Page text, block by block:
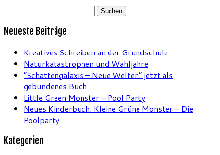
Suchen
Neueste Beiträge
Kreatives Schreiben an der Grundschule
Naturkatastrophen und Wahljahre
“Schattengalaxis – Neue Welten” jetzt als
gebundenes Buch
Little Green Monster – Pool Party
Neues Kinderbuch: Kleine Grüne Monster – Die
Poolparty
Kategorien